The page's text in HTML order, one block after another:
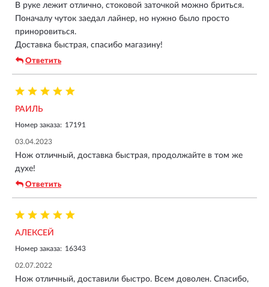
В руке лежит отлично, стоковой заточкой можно бриться.
Поначалу чуток заедал лайнер, но нужно было просто
приноровиться.
Доставка быстрая, спасибо магазину!
Ответить
РАИЛЬ
Номер заказа: 17191
03.04.2023
Нож отличный, доставка быстрая, продолжайте в том же
духе!
Ответить
АЛЕКСЕЙ
Номер заказа: 16343
02.07.2022
Нож отличный, доставили быстро. Всем доволен. Спасибо,